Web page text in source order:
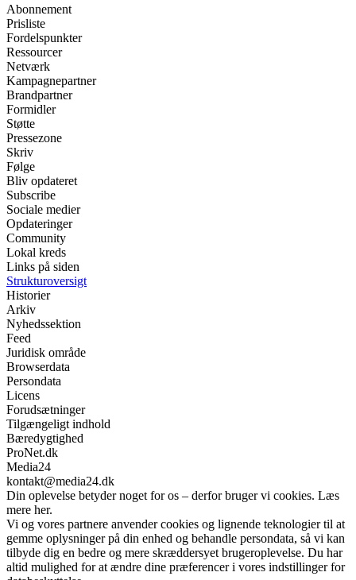
Abonnement
Prisliste
Fordelspunkter
Ressourcer
Netværk
Kampagnepartner
Brandpartner
Formidler
Støtte
Pressezone
Skriv
Følge
Bliv opdateret
Subscribe
Sociale medier
Opdateringer
Community
Lokal kreds
Links på siden
Strukturoversigt
Historier
Arkiv
Nyhedssektion
Feed
Juridisk område
Browserdata
Persondata
Licens
Forudsætninger
Tilgængeligt indhold
Bæredygtighed
ProNet.dk
Media24
kontakt@media24.dk
Din oplevelse betyder noget for os – derfor bruger vi cookies. Læs
mere her.
Vi og vores partnere anvender cookies og lignende teknologier til at
gemme oplysninger på din enhed og behandle persondata, så vi kan
tilbyde dig en bedre og mere skræddersyet brugeroplevelse. Du har
altid mulighed for at ændre dine præferencer i vores indstillinger for